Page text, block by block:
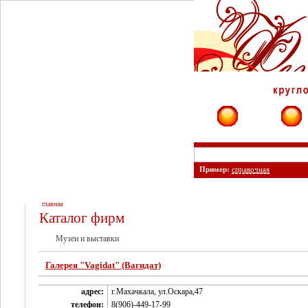
Пример: справочная
главная
Каталог фирм
Музеи и выставки
Галерея "Vagidat" (Вагидат)
адрес:
г.Махачкала, ул.Оскара,47
телефон:
8(906)-449-17-99